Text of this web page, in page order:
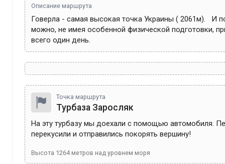
Описание маршрута
Говерла - самая высокая точка Украины ( 2061м).   И
можно, не имея особенной физической подготовки,
всего один день.
Точка маршрута
Турбаза Заросляк
На эту турбазу мы доехали с помощью автомобиля.
перекусили и отправились покорять вершину!
Высота 1264метров над уровнем моря